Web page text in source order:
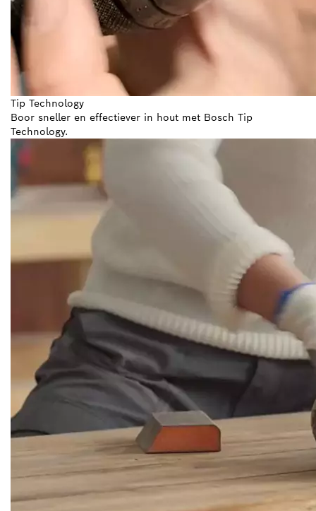
Tip Technology
Boor sneller en effectiever in hout met Bosch Tip
Technology.